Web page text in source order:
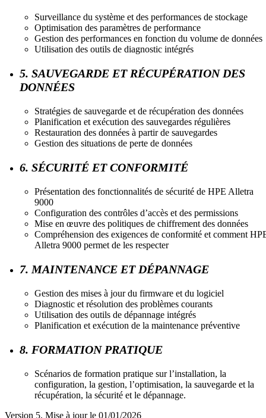
Surveillance du système et des performances de stockage
Optimisation des paramètres de performance
Gestion des performances en fonction du volume de données
Utilisation des outils de diagnostic intégrés
5. SAUVEGARDE ET RÉCUPÉRATION DES
DONNÉES
Stratégies de sauvegarde et de récupération des données
Planification et exécution des sauvegardes régulières
Restauration des données à partir de sauvegardes
Gestion des situations de perte de données
6. SÉCURITÉ ET CONFORMITÉ
Présentation des fonctionnalités de sécurité de HPE Alletra
9000
Configuration des contrôles d’accès et des permissions
Mise en œuvre des politiques de chiffrement des données
Compréhension des exigences de conformité et comment
Alletra 9000 permet de les respecter
7. MAINTENANCE ET DÉPANNAGE
Gestion des mises à jour du firmware et du logiciel
Diagnostic et résolution des problèmes courants
Utilisation des outils de dépannage intégrés
Planification et exécution de la maintenance préventive
8. FORMATION PRATIQUE
Scénarios de formation pratique sur l’installation, la
configuration, la gestion, l’optimisation, la sauvegarde et la
récupération, la sécurité et le dépannage.
Version 5. Mise à jour le 01/01/2026